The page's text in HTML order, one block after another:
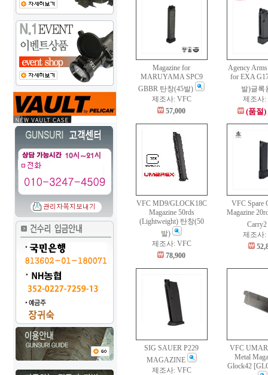
Magazine for
MARUYAMA SPC9
GBBR 탄창(45발)
제조사: VFC
57,000
Agency
for EXA
발)글록
제조사:
(품절)
VFC MD9/GLOCK18C
Magazine 50rds
(Lightweight) 탄창(50
발)
제조사: VFC
78,900
VFC Spare
Magazine
Carry2
제조사:
SIG SAUER P229
MAGAZINE
제조사: VFC
VFC
Metal
Glock42